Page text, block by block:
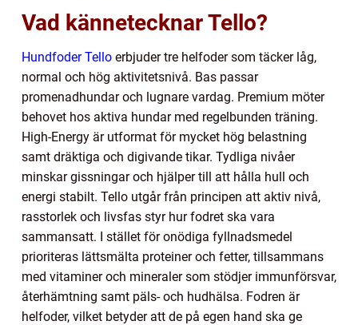
Vad kännetecknar Tello?
Hundfoder Tello erbjuder tre helfoder som täcker låg,
normal och hög aktivitetsnivå. Bas passar
promenadhundar och lugnare vardag. Premium möter
behovet hos aktiva hundar med regelbunden träning.
High-Energy är utformat för mycket hög belastning
samt dräktiga och digivande tikar. Tydliga nivåer
minskar gissningar och hjälper till att hålla hull och
energi stabilt. Tello utgår från principen att aktiv nivå,
rasstorlek och livsfas styr hur fodret ska vara
sammansatt. I stället för onödiga fyllnadsmedel
prioriteras lättsmälta proteiner och fetter, tillsammans
med vitaminer och mineraler som stödjer immunförsvar,
återhämtning samt päls- och hudhälsa. Fodren är
helfoder, vilket betyder att de på egen hand ska ge